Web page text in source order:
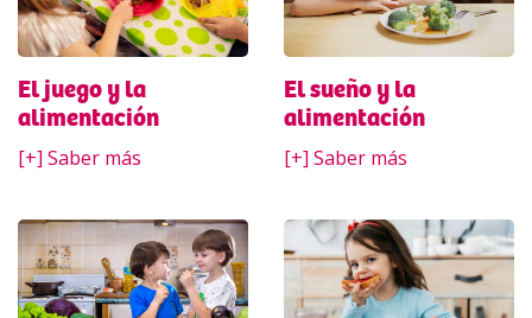
El juego y la
alimentación
[+] Saber más
El sueño y la
alimentación
[+] Saber más